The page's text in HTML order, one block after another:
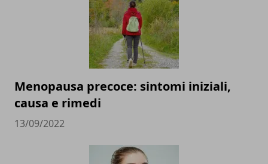
Menopausa precoce: sintomi iniziali,
causa e rimedi
13/09/2022